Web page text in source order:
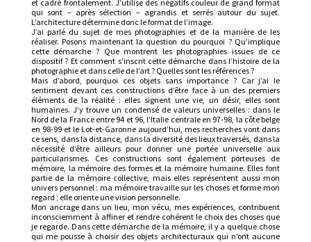
et cadré frontalement. J’utilise des négatifs couleur de grand format
qui sont – après sélection – agrandis et serrés autour du sujet.
L’architecture détermine donc le format de l’image.
J’ai parlé du sujet de mes photographies et de la manière de les
réaliser. Posons maintenant la question du pourquoi ? Qu’implique
cette démarche ? Que montrent les photographies issues de ce
dispositif ? Et comment s’inscrit cette démarche dans l’histoire de la
photographie et dans celle de l’art ? Quelles sont les références ?
Mais d’abord, pourquoi ces objets sans importance ? Car j’ai le
sentiment devant ces constructions d’être face à un des premiers
éléments de la réalité : elles signent une vie, un désir, elles sont
humaines. J’y trouve un condensé de valeurs universelles : dans le
Nord de la France entre 94 et 96, l’Italie centrale en 97-98, la côte belge
en 98-99 et le Lot-et-Garonne aujourd’hui, mes recherches vont dans
ce sens, dans la distance, dans la diversité des lieux traversés, dans la
nécessité d’être ailleurs pour donner une portée universelle aux
particularismes. Ces constructions sont également porteuses de
mémoire, la mémoire des formes et la mémoire humaine. Elles font
partie de la mémoire collective, mais elles représentent aussi mon
univers personnel : ma mémoire travaille sur les choses et forme mon
regard ; elle oriente une vision personnelle.
Mon ancrage dans un lieu, mon vécu, mes expériences, contribuent
inconsciemment à affiner et rendre cohérent le choix des choses que
je regarde. Dans cette démarche de la mémoire, il y a quelque chose
qui me pousse à choisir des objets architecturaux qui n’ont aucune